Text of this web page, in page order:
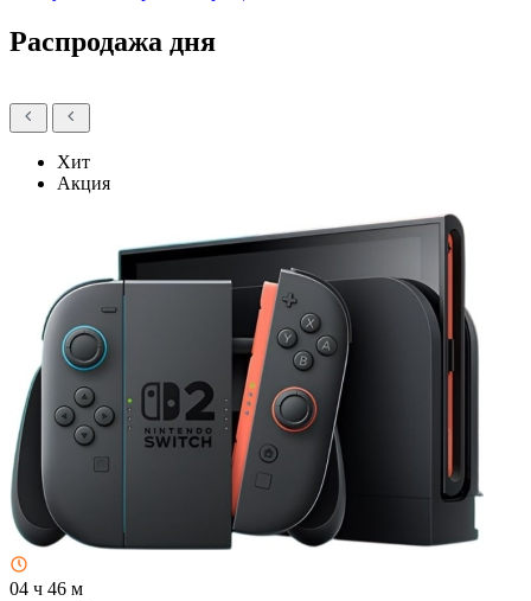
Распродажа дня
Хит
Акция
04 ч 46 м